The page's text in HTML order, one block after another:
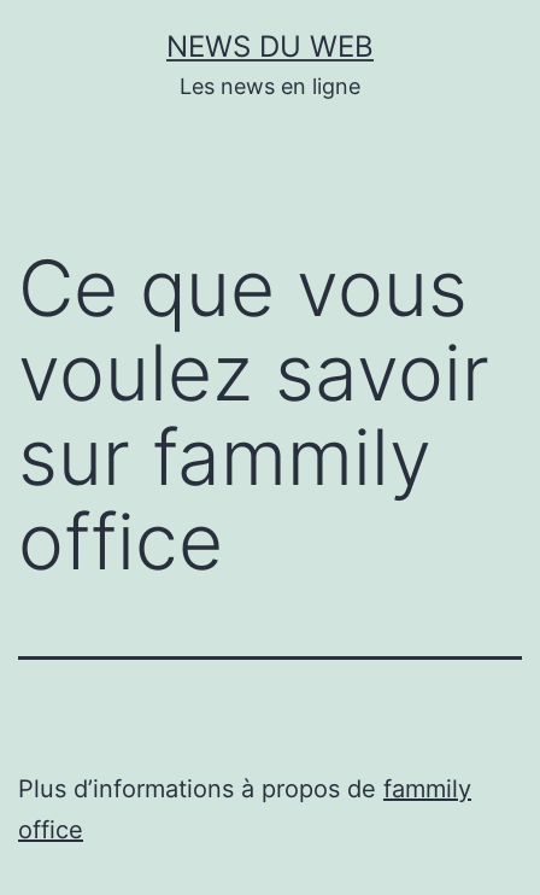
NEWS DU WEB
Les news en ligne
Ce que vous
voulez savoir
sur fammily
office
Plus d’informations à propos de fammily
office